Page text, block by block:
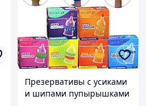
Презервативы с усиками
и шипами пупырышками